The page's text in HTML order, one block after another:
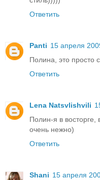
Ответить
Panti 15 апреля
Полина, это просто
Ответить
Lena Natsvlishvili
Полин-я в восторге,
очень нежно)
Ответить
Shani 15 апреля